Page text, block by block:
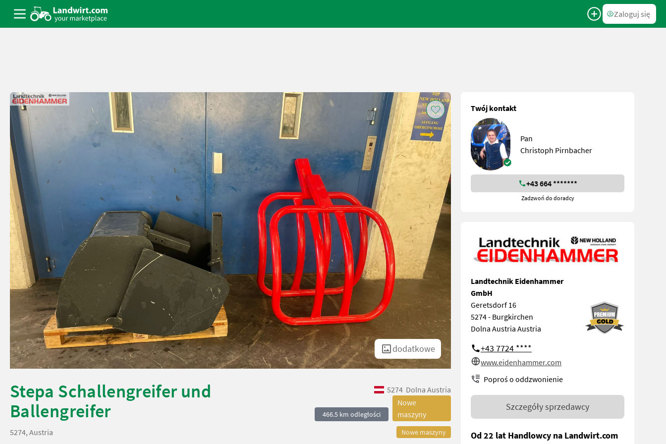
Zaloguj się
dodatkowe
Stepa Schallengreifer und
Ballengreifer
5274 Dolna Austria
466.5 km odległości
Nowe
maszyny
Nowe maszyny
5274, Austria
Twój kontakt
Pan
Christoph Pirnbacher
+43 664 *******
Zadzwoń do doradcy
Landtechnik Eidenhammer
GmbH
Geretsdorf 16
5274 - Burgkirchen
Dolna Austria Austria
+43 7724 ****
www.eidenhammer.com
Poproś o oddzwonienie
Szczegóły sprzedawcy
Od 22 lat Handlowcy na Landwirt.com